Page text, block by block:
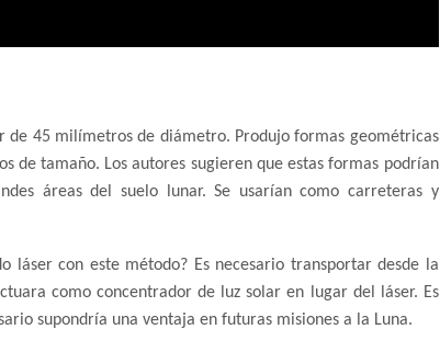
de 45 milímetros de diámetro. Produjo formas geométricas
de tamaño. Los autores sugieren que estas formas podrían
áreas del suelo lunar. Se usarían como carreteras y
láser con este método? Es necesario transportar desde la
como concentrador de luz solar en lugar del láser. Es
supondría una ventaja en futuras misiones a la Luna.